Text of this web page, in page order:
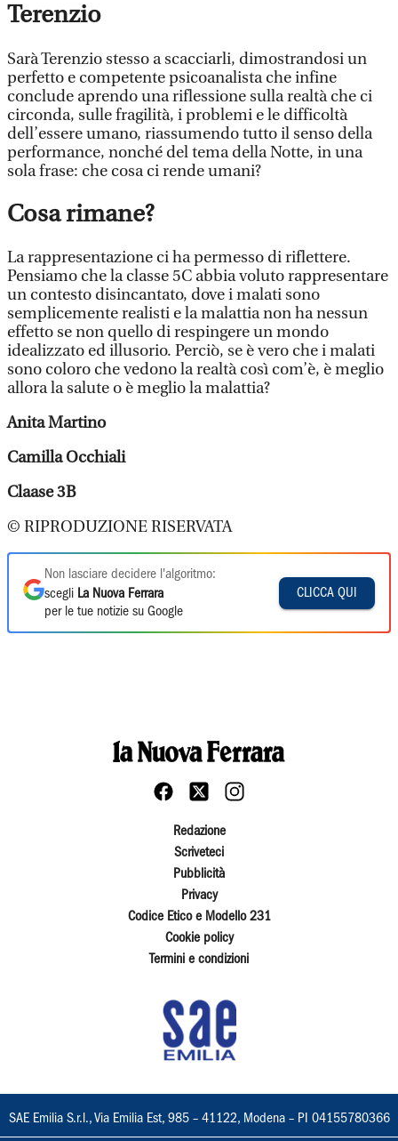
Terenzio
Sarà Terenzio stesso a scacciarli, dimostrandosi un
perfetto e competente psicoanalista che infine
conclude aprendo una riflessione sulla realtà che ci
circonda, sulle fragilità, i problemi e le difficoltà
dell’essere umano, riassumendo tutto il senso della
performance, nonché del tema della Notte, in una
sola frase: che cosa ci rende umani?
Cosa rimane?
La rappresentazione ci ha permesso di riflettere.
Pensiamo che la classe 5C abbia voluto rappresentare
un contesto disincantato, dove i malati sono
semplicemente realisti e la malattia non ha nessun
effetto se non quello di respingere un mondo
idealizzato ed illusorio. Perciò, se è vero che i malati
sono coloro che vedono la realtà così com’è, è meglio
allora la salute o è meglio la malattia?
Anita Martino
Camilla Occhiali
Claase 3B
© RIPRODUZIONE RISERVATA
Non lasciare decidere l'algoritmo:
scegli La Nuova Ferrara
per le tue notizie su Google
CLICCA QUI
Redazione
Scriveteci
Pubblicità
Privacy
Codice Etico e Modello 231
Cookie policy
Termini e condizioni
SAE Emilia S.r.l., Via Emilia Est, 985 – 41122, Modena – PI 04155780366